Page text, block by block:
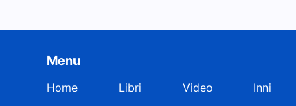
Menu
Home Libri Video Inni